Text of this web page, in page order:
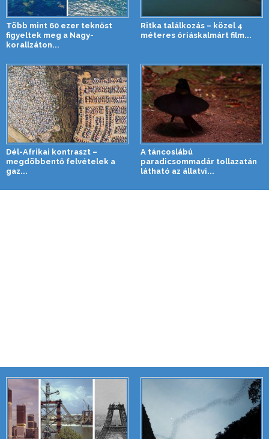
Több mint 60 ezer teknőst
figyeltek meg a Nagy-
korallzáton...
Ritka találkozás – közel 4
méteres óriáskalmárt film...
Dél-Afrikai kontraszt –
megdöbbentő felvételek a
gaz...
A táncoslábú
paradicsommadár tollazatán
látható az állatvi...